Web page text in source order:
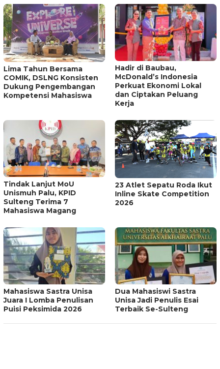
Lima Tahun Bersama
COMIK, DSLNG Konsisten
Dukung Pengembangan
Kompetensi Mahasiswa
Hadir di Baubau,
McDonald’s Indonesia
Perkuat Ekonomi Lokal
dan Ciptakan Peluang
Kerja
Tindak Lanjut MoU
Unismuh Palu, KPID
Sulteng Terima 7
Mahasiswa Magang
23 Atlet Sepatu Roda Ikut
Inline Skate Competition
2026
Mahasiswa Sastra Unisa
Juara I Lomba Penulisan
Puisi Peksimida 2026
Dua Mahasiswi Sastra
Unisa Jadi Penulis Esai
Terbaik Se-Sulteng